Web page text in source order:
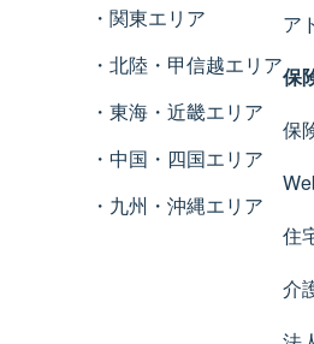
関東エリア
北陸・甲信越エリア
東海・近畿エリア
中国・四国エリア
九州・沖縄エリア
ア
保
保
住
介